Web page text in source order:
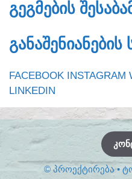
ᲒᲔᲒᲛᲔᲑᲘᲡ
ᲒᲐᲜᲐᲨᲔᲜᲘᲐᲜᲔᲑᲘᲡ
FACEBOOK INSTAGRAM
LINKEDIN
© ᲞᲠᲝᲔᲥᲢᲘᲠᲔᲑᲐ •